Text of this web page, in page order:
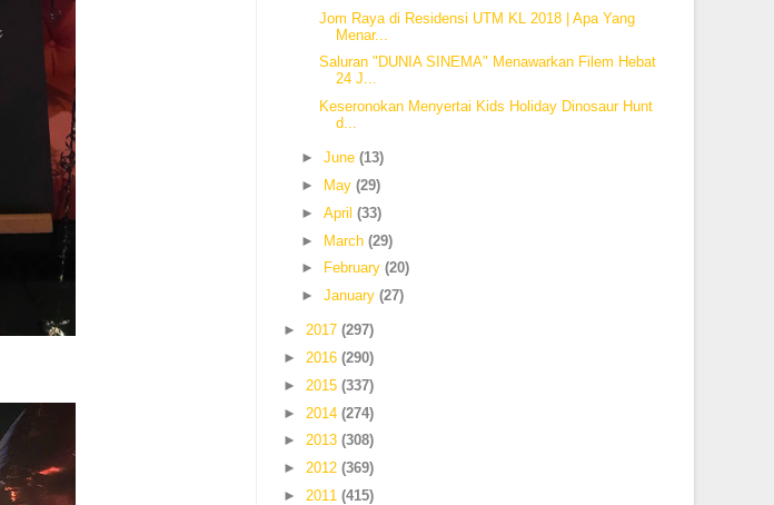
Jom Raya di Residensi UTM KL 2018 | Apa Yang
Menar...
Saluran "DUNIA SINEMA" Menawarkan Filem Hebat
24 J...
Keseronokan Menyertai Kids Holiday Dinosaur Hunt
d...
► June (13)
►
May (29)
► April (33)
► March (29)
►
February (20)
► January (27)
►2017(297)
►2016(290)
► 2015(337)
► 2014(274)
►2013(308)
►2012(369)
► 2011(415)